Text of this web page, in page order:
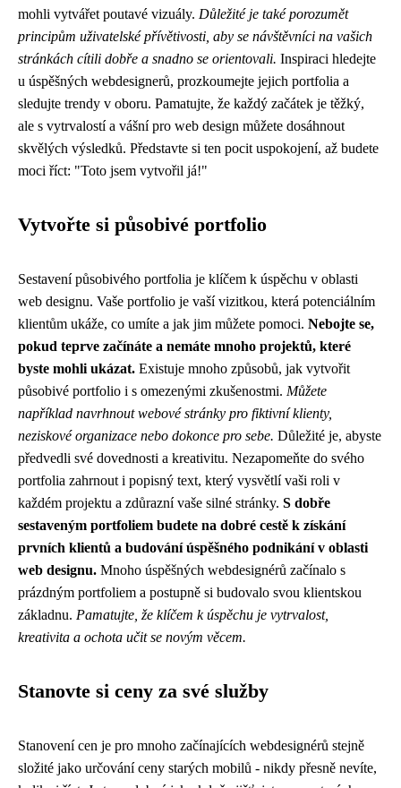
mohli vytvářet poutavé vizuály. Důležité je také porozumět
principům uživatelské přívětivosti, aby se návštěvníci na vašich
stránkách cítili dobře a snadno se orientovali. Inspiraci hledejte
u úspěšných webdesignerů, prozkoumejte jejich portfolia a
sledujte trendy v oboru. Pamatujte, že každý začátek je těžký,
ale s vytrvalostí a vášní pro web design můžete dosáhnout
skvělých výsledků. Představte si ten pocit uspokojení, až budete
moci říct: "Toto jsem vytvořil já!"
Vytvořte si působivé portfolio
Sestavení působivého portfolia je klíčem k úspěchu v oblasti
web designu. Vaše portfolio je vaší vizitkou, která potenciálním
klientům ukáže, co umíte a jak jim můžete pomoci. Nebojte se,
pokud teprve začínáte a nemáte mnoho projektů, které
byste mohli ukázat. Existuje mnoho způsobů, jak vytvořit
působivé portfolio i s omezenými zkušenostmi. Můžete
například navrhnout webové stránky pro fiktivní klienty,
neziskové organizace nebo dokonce pro sebe. Důležité je, abyste
předvedli své dovednosti a kreativitu. Nezapomeňte do svého
portfolia zahrnout i popisný text, který vysvětlí vaši roli v
každém projektu a zdůrazní vaše silné stránky. S dobře
sestaveným portfoliem budete na dobré cestě k získání
prvních klientů a budování úspěšného podnikání v oblasti
web designu. Mnoho úspěšných webdesignérů začínalo s
prázdným portfoliem a postupně si budovalo svou klientskou
základnu. Pamatujte, že klíčem k úspěchu je vytrvalost,
kreativita a ochota učit se novým věcem.
Stanovte si ceny za své služby
Stanovení cen je pro mnoho začínajících webdesignérů stejně
složité jako určování ceny starých mobilů - nikdy přesně nevíte,